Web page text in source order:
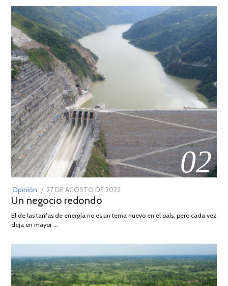
02
Opinión
POSTED
ON
27 DE AGOSTO DE 2022
DE
Un negocio redondo
El de las tarifas de energía no es un tema nuevo en el país, pero cada vez
deja en mayor …